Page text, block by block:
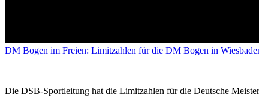
DM Bogen im Freien: Limitzahlen für die DM Bogen in
Die DSB-Sportleitung hat die Limitzahlen für die Deutsche